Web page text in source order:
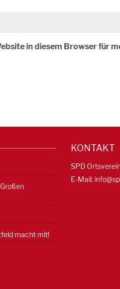
in diesem Browser für
macht mit!
KONTAKT
SPD
E-Mail: